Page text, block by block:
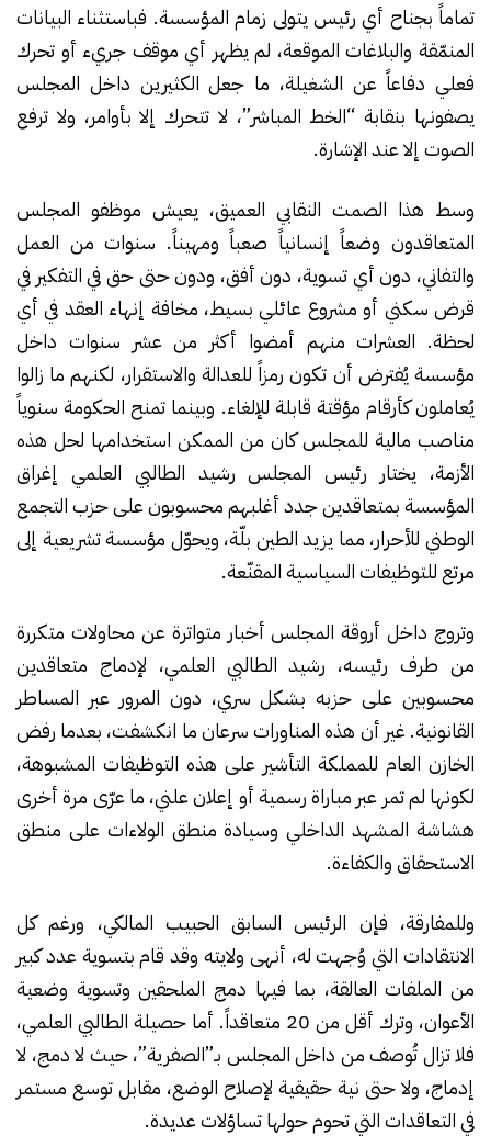
تماماً بجناح أي رئيس يتولى زمام المؤسسة. فباستثناء البيانات
المنمّقة والبلاغات الموقعة، لم يظهر أي موقف جريء أو تحرك
فعلي دفاعاً عن الشغيلة، ما جعل الكثيرين داخل المجلس
يصفونها بنقابة “الخط المباشر”، لا تتحرك إلا بأوامر، ولا ترفع
الصوت إلا عند الإشارة.
وسط هذا الصمت النقابي العميق، يعيش موظفو المجلس
المتعاقدون وضعاً إنسانياً صعباً ومهيناً. سنوات من العمل
والتفاني، دون أي تسوية، دون أفق، ودون حتى حق في التفكير في
قرض سكني أو مشروع عائلي بسيط، مخافة إنهاء العقد في أي
لحظة. العشرات منهم أمضوا أكثر من عشر سنوات داخل
مؤسسة يُفترض أن تكون رمزاً للعدالة والاستقرار، لكنهم ما زالوا
يُعاملون كأرقام مؤقتة قابلة للإلغاء. وبينما تمنح الحكومة سنوياً
مناصب مالية للمجلس كان من الممكن استخدامها لحل هذه
الأزمة، يختار رئيس المجلس رشيد الطالبي العلمي إغراق
المؤسسة بمتعاقدين جدد أغلبهم محسوبون على حزب التجمع
الوطني للأحرار، مما يزيد الطين بلّة، ويحوّل مؤسسة تشريعية إلى
مرتع للتوظيفات السياسية المقنّعة.
وتروج داخل أروقة المجلس أخبار متواترة عن محاولات متكررة
من طرف رئيسه، رشيد الطالبي العلمي، لإدماج متعاقدين
محسوبين على حزبه بشكل سري، دون المرور عبر المساطر
القانونية. غير أن هذه المناورات سرعان ما انكشفت، بعدما رفض
الخازن العام للمملكة التأشير على هذه التوظيفات المشبوهة،
لكونها لم تمر عبر مباراة رسمية أو إعلان علني، ما عرّى مرة أخرى
هشاشة المشهد الداخلي وسيادة منطق الولاءات على منطق
الاستحقاق والكفاءة.
وللمفارقة، فإن الرئيس السابق الحبيب المالكي، ورغم كل
الانتقادات التي وُجهت له، أنهى ولايته وقد قام بتسوية عدد كبير
من الملفات العالقة، بما فيها دمج الملحقين وتسوية وضعية
الأعوان، وترك أقل من 20 متعاقداً. أما حصيلة الطالبي العلمي،
فلا تزال تُوصف من داخل المجلس بـ”الصفرية”، حيث لا دمج، لا
إدماج، ولا حتى نية حقيقية لإصلاح الوضع، مقابل توسع مستمر
في التعاقدات التي تحوم حولها تساؤلات عديدة.